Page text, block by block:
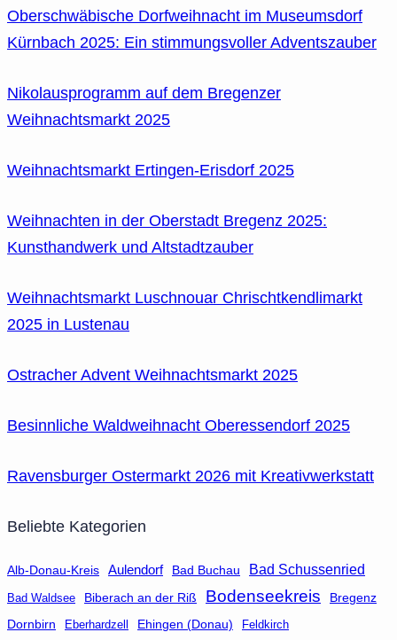
Oberschwäbische Dorfweihnacht im Museumsdorf
Kürnbach 2025: Ein stimmungsvoller Adventszauber
Nikolausprogramm auf dem Bregenzer
Weihnachtsmarkt 2025
Weihnachtsmarkt Ertingen-Erisdorf 2025
Weihnachten in der Oberstadt Bregenz 2025:
Kunsthandwerk und Altstadtzauber
Weihnachtsmarkt Luschnouar Chrischtkendlimarkt
2025 in Lustenau
Ostracher Advent Weihnachtsmarkt 2025
Besinnliche Waldweihnacht Oberessendorf 2025
Ravensburger Ostermarkt 2026 mit Kreativwerkstatt
Beliebte Kategorien
Alb-Donau-Kreis Aulendorf Bad Buchau Bad Schussenried
Bad Waldsee Biberach an der Riß Bodenseekreis
Bregenz
Dornbirn
Eberhardzell Ehingen (Donau) Feldkirch